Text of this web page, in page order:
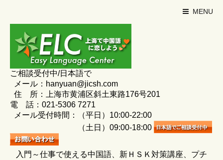
MENU
ご相談受付中/日本語で
メール：hanyuan@jicsh.com
住 所：上海市黄浦区斜土東路176号201
電 話：021-5306 7271
メール受付時間：（平日）10:00-22:00
（土日）09:00-18:00
入門～仕事で使える中国語、新ＨＳＫ対策講座、プチ